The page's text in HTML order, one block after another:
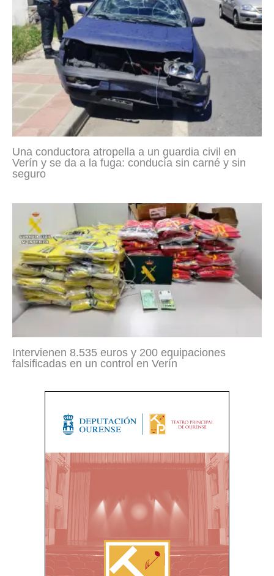
Una conductora atropella a un guardia civil en
Verín y se da a la fuga: conducía sin carné y sin
seguro
Intervienen 8.535 euros y 200 equipaciones
falsificadas en un control en Verín